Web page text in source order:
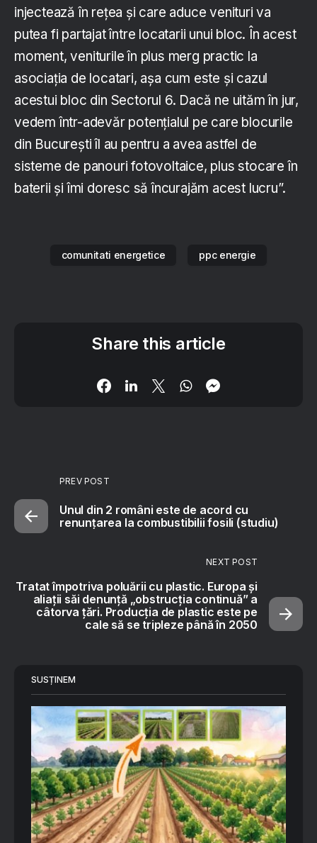
injectează în reţea şi care aduce venituri va
putea fi partajat între locatarii unui bloc. În acest
moment, veniturile în plus merg practic la
asociaţia de locatari, aşa cum este şi cazul
acestui bloc din Sectorul 6. Dacă ne uităm în jur,
vedem într-adevăr potenţialul pe care blocurile
din Bucureşti îl au pentru a avea astfel de
sisteme de panouri fotovoltaice, plus stocare în
baterii şi îmi doresc să încurajăm acest lucru”.
comunitati energetice ppc energie
Share this article
PREV POST
Unul din 2 români este de acord cu
renunțarea la combustibilii fosili (studiu)
NEXT POST
Tratat împotriva poluării cu plastic. Europa şi
aliaţii săi denunţă „obstrucţia continuă” a
câtorva ţări. Producția de plastic este pe
cale să se tripleze până în 2050
SUSȚINEM